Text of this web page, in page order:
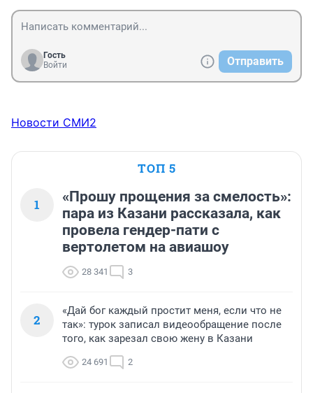
Гость
Войти
Отправить
Новости СМИ2
ТОП 5
1
«Прошу прощения за смелость»:
пара из Казани рассказала, как
провела гендер-пати с
вертолетом на авиашоу
28 341 3
2
«Дай бог каждый простит меня, если что не
так»: турок записал видеообращение после
того, как зарезал свою жену в Казани
24 691 2